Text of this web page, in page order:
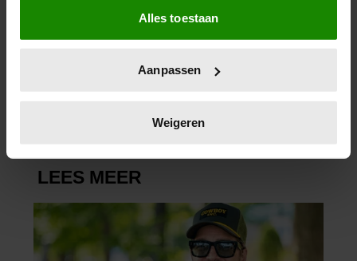
Informatie verzamelen over uw geografische
locatie, die tot een paar meter nauwkeurig kan zijn
scannen op specifieke eigenschappen (fingerprinting)
verwerkt en stel uw voorkeuren in het
intrekken in de Cookieverklaring.
personaliseren, om functies voor social media te bieden
en om ons websiteverkeer te analyseren. Ook delen we
informatie over uw gebruik van onze site met onze
Alles toestaan
Aanpassen
Weigeren
‘LIEFST EEN LEGER AAN